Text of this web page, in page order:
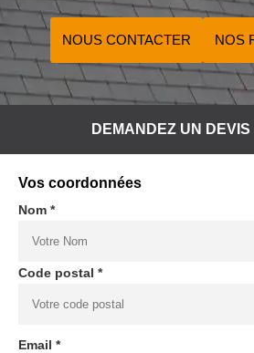
NOUS CONTACTER NOS
DEMANDEZ UN DEVIS
Vos coordonnées
Nom *
Code postal *
Email *